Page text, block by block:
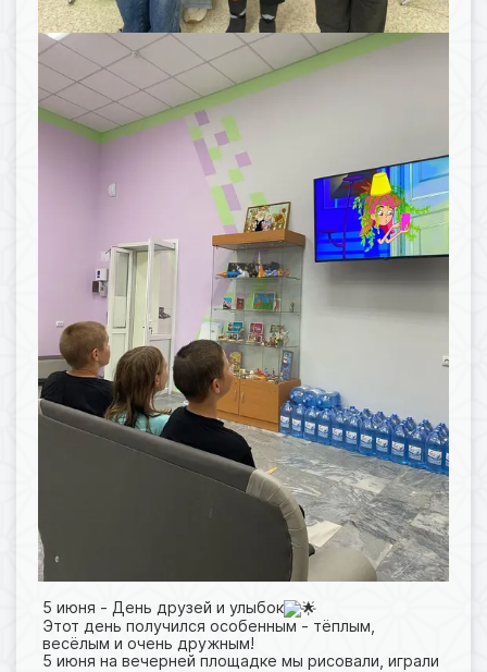
5 июня - День друзей и улыбок
Этот день получился особенным - тёплым,
весёлым и очень дружным!
5 июня на вечерней площадке мы рисовали, играли